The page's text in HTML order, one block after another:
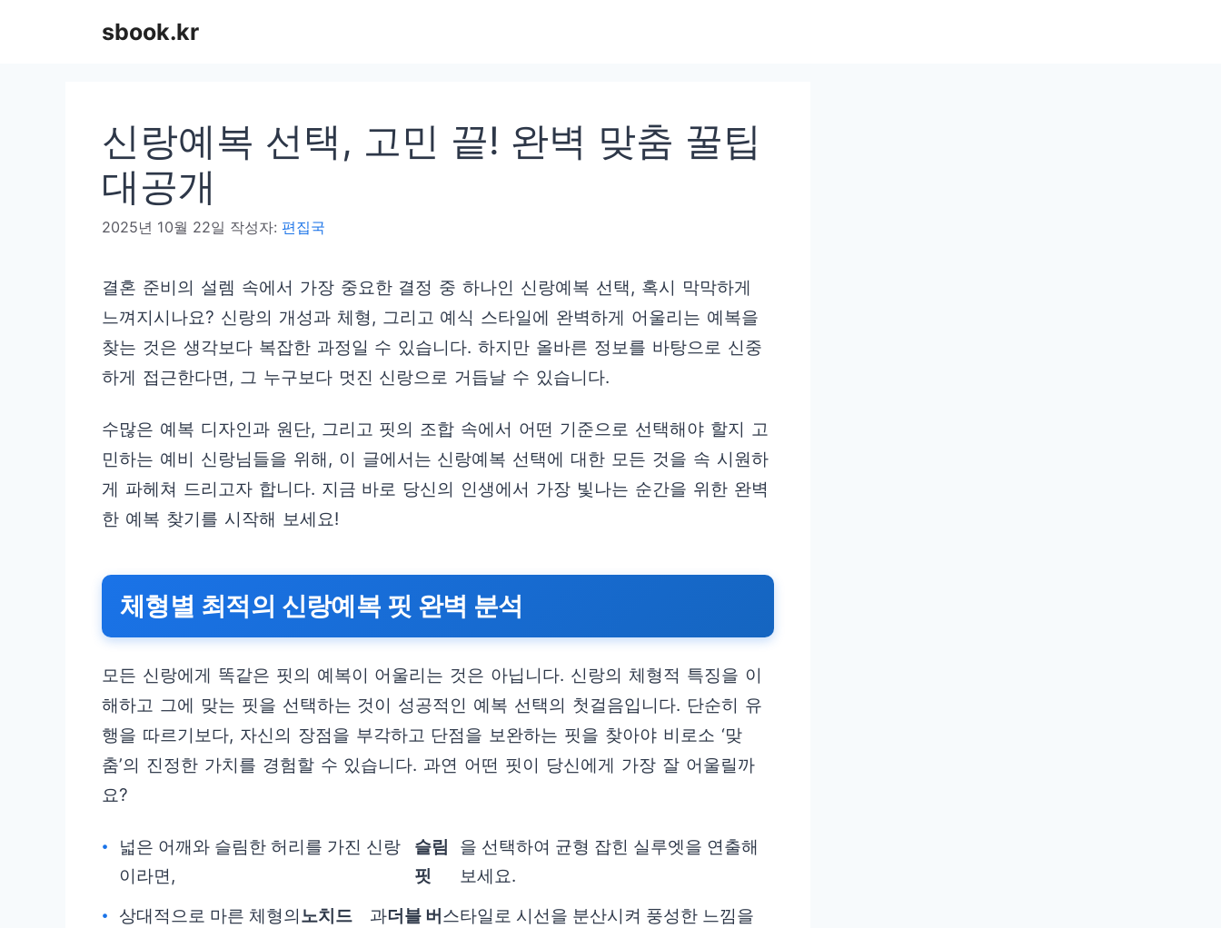
sbook.kr
신랑예복 선택, 고민 끝! 완벽 맞춤 꿀팁
대공개
2025년 10월 22일 작성자: 편집국
결혼 준비의 설렘 속에서 가장 중요한 결정 중 하나인 신랑예복 선택, 혹시 막막하게
느껴지시나요? 신랑의 개성과 체형, 그리고 예식 스타일에 완벽하게 어울리는 예복을
찾는 것은 생각보다 복잡한 과정일 수 있습니다. 하지만 올바른 정보를 바탕으로 신중
하게 접근한다면, 그 누구보다 멋진 신랑으로 거듭날 수 있습니다.
수많은 예복 디자인과 원단, 그리고 핏의 조합 속에서 어떤 기준으로 선택해야 할지 고
민하는 예비 신랑님들을 위해, 이 글에서는 신랑예복 선택에 대한 모든 것을 속 시원하
게 파헤쳐 드리고자 합니다. 지금 바로 당신의 인생에서 가장 빛나는 순간을 위한 완벽
한 예복 찾기를 시작해 보세요!
체형별 최적의 신랑예복 핏 완벽 분석
모든 신랑에게 똑같은 핏의 예복이 어울리는 것은 아닙니다. 신랑의 체형적 특징을 이
해하고 그에 맞는 핏을 선택하는 것이 성공적인 예복 선택의 첫걸음입니다. 단순히 유
행을 따르기보다, 자신의 장점을 부각하고 단점을 보완하는 핏을 찾아야 비로소 ‘맞
춤’의 진정한 가치를 경험할 수 있습니다. 과연 어떤 핏이 당신에게 가장 잘 어울릴까
요?
넓은 어깨와 슬림한 허리를 가진 신랑
이라면,
슬림
핏
을 선택하여 균형 잡힌 실루엣을 연출해
보세요.
상대적으로 마른 체형의노치드
과더블 버 스타일로 시선을 분산시켜 풍성한 느낌을